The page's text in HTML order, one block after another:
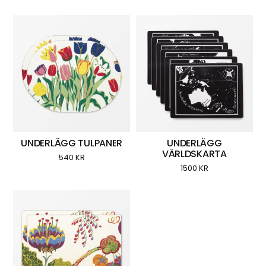
UNDERLÄGG TULPANER
540 KR
UNDERLÄGG
VÄRLDSKARTA
1500 KR